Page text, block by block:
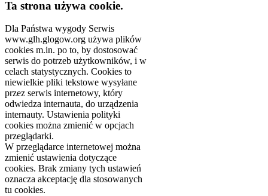
Ta strona używa cookie.
Dla Państwa wygody Serwis
www.glh.glogow.org używa plików
cookies m.in. po to, by dostosować
serwis do potrzeb użytkowników, i w
celach statystycznych. Cookies to
niewielkie pliki tekstowe wysyłane
przez serwis internetowy, który
odwiedza internauta, do urządzenia
internauty. Ustawienia polityki
cookies można zmienić w opcjach
przeglądarki.
W przeglądarce internetowej można
zmienić ustawienia dotyczące
cookies. Brak zmiany tych ustawień
oznacza akceptację dla stosowanych
tu cookies.